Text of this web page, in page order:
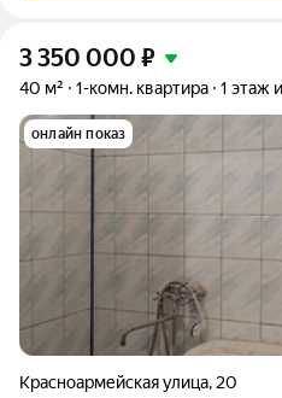
3 350 000 ₽
40 м² 1-комн. квартира 1 этаж
онлайн показ
Красноармейская улица, 20